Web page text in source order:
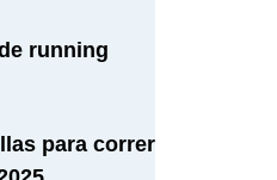
running
para correr